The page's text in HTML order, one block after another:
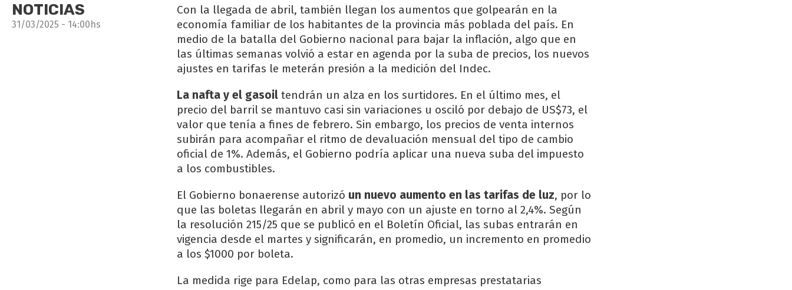
NOTICIAS
31/03/2025 - 14:00hs
Con la llegada de abril, también llegan los aumentos que golpearán en la
economía familiar de los habitantes de la provincia más poblada del país. En
medio de la batalla del Gobierno nacional para bajar la inflación, algo que en
las últimas semanas volvió a estar en agenda por la suba de precios, los nuevos
ajustes en tarifas le meterán presión a la medición del Indec.
La nafta y el gasoil tendrán un alza en los surtidores. En el último mes, el
precio del barril se mantuvo casi sin variaciones u osciló por debajo de US$73, el
valor que tenía a fines de febrero. Sin embargo, los precios de venta internos
subirán para acompañar el ritmo de devaluación mensual del tipo de cambio
oficial de 1%. Además, el Gobierno podría aplicar una nueva suba del impuesto
a los combustibles.
El Gobierno bonaerense autorizó un nuevo aumento en las tarifas de luz, por lo
que las boletas llegarán en abril y mayo con un ajuste en torno al 2,4%. Según
la resolución 215/25 que se publicó en el Boletín Oficial, las subas entrarán en
vigencia desde el martes y significarán, en promedio, un incremento en promedio
a los $1000 por boleta.
La medida rige para Edelap, como para las otras empresas prestatarias